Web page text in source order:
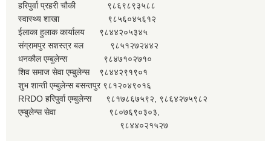
हरिपुर्वा प्रहरी चौकी ९८६९८९३५८८
स्वास्थ्य शाखा ९८५६०४५६१२
ईलाका हुलाक कार्यालय ९८४४२०५३४५
संग्रामपुर सशस्त्र बल ९८५१२७२४४२
धनकौल एम्बुलेन्स ९८४७१०२७१०
शिव समाज सेवा एम्बुलेन्स ९८४४२९१९०१
शुभ शान्ती एम्बुलेन्स बसन्तपुर ९८१२०४९०१६
RRDO हरिपुर्वा एम्बुलेन्स ९८१७८६७५९२, ९८६४२७५९८२
एम्बुलेन्स सेवा ९८०७६९०३०३,
९८४४०२१५२७